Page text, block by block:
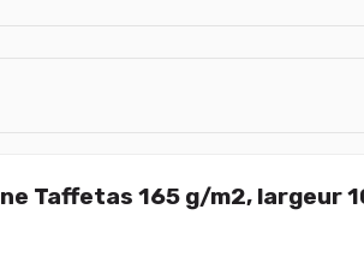
Taffetas 165 g/m2, largeur